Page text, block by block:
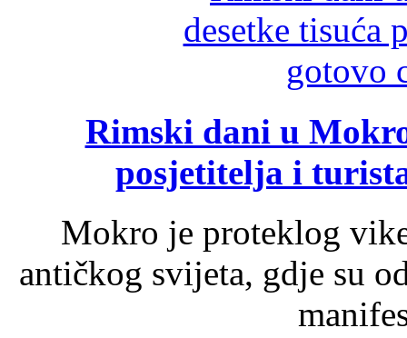
Rimski dani u
posjetitelja i
Mokro je proteklog
antičkog svijeta, gdje su